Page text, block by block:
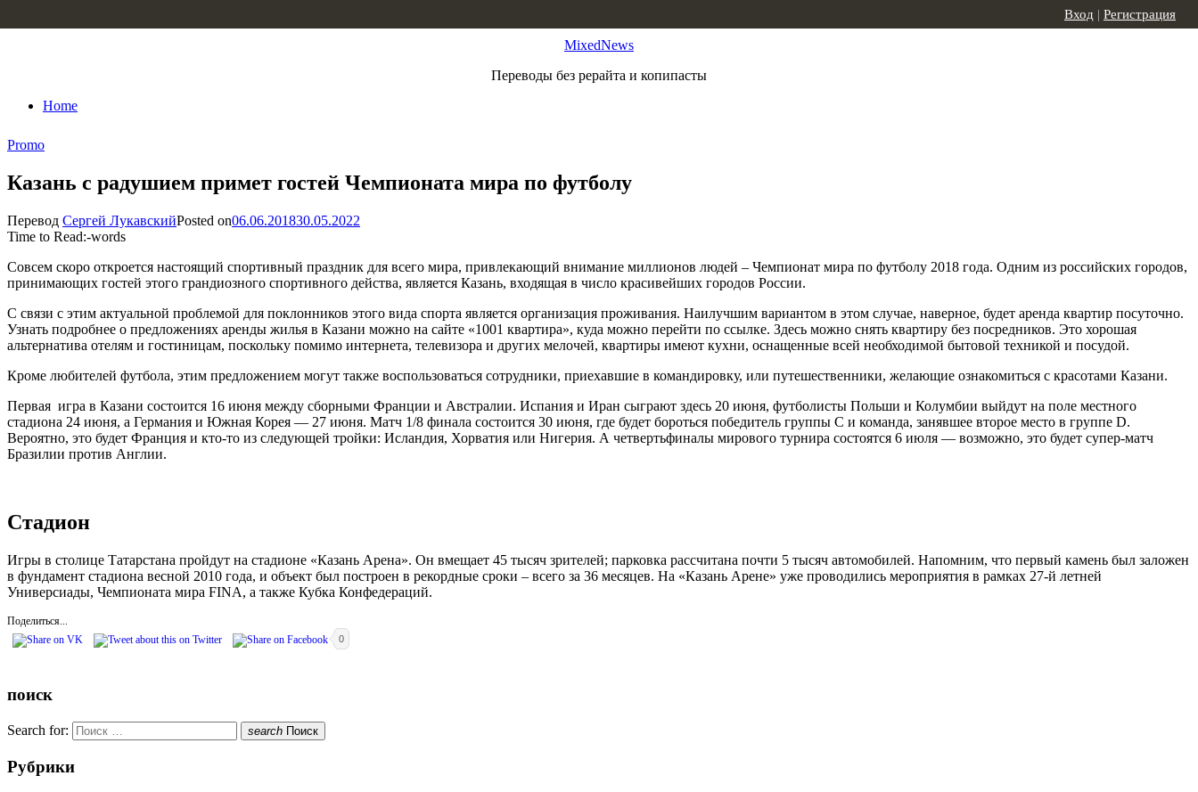
MixedNews
Переводы без рерайта и копипасты
Home
Вход | Регистрация
Promo
Казань с радушием примет гостей Чемпионата мира по футболу
Перевод Сергей ЛукавскийPosted on06.06.201830.05.2022
Time to Read:-words
Совсем скоро откроется настоящий спортивный праздник для всего мира, привлекающий внимание миллионов людей – Чемпионат мира по футболу 2018 года. Одним из российских городов,
принимающих гостей этого грандиозного спортивного действа, является Казань, входящая в число красивейших городов России.
С связи с этим актуальной проблемой для поклонников этого вида спорта является организация проживания. Наилучшим вариантом в этом случае, наверное, будет аренда квартир посуточно.
Узнать подробнее о предложениях аренды жилья в Казани можно на сайте «1001 квартира», куда можно перейти по ссылке. Здесь можно снять квартиру без посредников. Это хорошая
альтернатива отелям и гостиницам, поскольку помимо интернета, телевизора и других мелочей, квартиры имеют кухни, оснащенные всей необходимой бытовой техникой и посудой.
Кроме любителей футбола, этим предложением могут также воспользоваться сотрудники, приехавшие в командировку, или путешественники, желающие ознакомиться с красотами Казани.
Первая игра в Казани состоится 16 июня между сборными Франции и Австралии. Испания и Иран сыграют здесь 20 июня, футболисты Польши и Колумбии выйдут на поле местного
стадиона 24 июня, а Германия и Южная Корея — 27 июня. Матч 1/8 финала состоится 30 июня, где будет бороться победитель группы C и команда, занявшее второе место в группе D.
Вероятно, это будет Франция и кто-то из следующей тройки: Исландия, Хорватия или Нигерия. А четвертьфиналы мирового турнира состоятся 6 июля — возможно, это будет супер-матч
Бразилии против Англии.
Стадион
Игры в столице Татарстана пройдут на стадионе «Казань Арена». Он вмещает 45 тысяч зрителей; парковка рассчитана почти 5 тысяч автомобилей. Напомним, что первый камень был заложен
в фундамент стадиона весной 2010 года, и объект был построен в рекордные сроки – всего за 36 месяцев. На «Казань Арене» уже проводились мероприятия в рамках 27-й летней
Универсиады, Чемпионата мира FINA, а также Кубка Конфедераций.
Поделиться...
0
поиск
Search for: search Поиск
Рубрики